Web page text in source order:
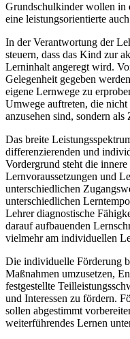
Grundschulkinder wollen in
eine leistungsorientierte
In der Verantwortung der
steuern, dass das Kind zur
Lerninhalt angeregt wird.
Gelegenheit gegeben
eigene Lernwege zu
Umwege auftreten, die
anzusehen sind, sondern
Das breite
differenzierenden und
Vordergrund steht die
Lernvoraussetzungen und
unterschiedlichen
unterschiedlichen
Lehrer diagnostische
darauf aufbauenden
vielmehr am individuellen
Die individuelle Förderung
Maßnahmen umzusetzen,
festgestellte
und Interessen zu fördern.
sollen abgestimmt
weiterführendes Lernen